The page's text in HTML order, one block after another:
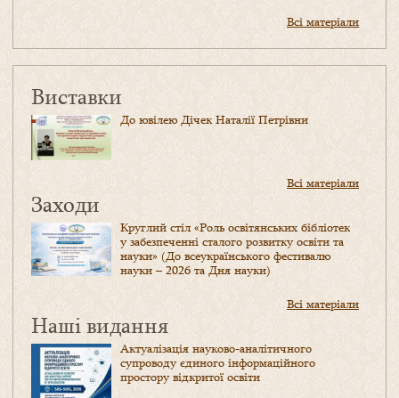
Всі матеріали
Виставки
До ювілею Дічек Наталії Петрівни
Всі матеріали
Заходи
Круглий стіл «Роль освітянських бібліотек
у забезпеченні сталого розвитку освіти та
науки» (До всеукраїнського фестивалю
науки – 2026 та Дня науки)
Всі матеріали
Наші видання
Актуалізація науково-аналітичного
супроводу єдиного інформаційного
простору відкритої освіти